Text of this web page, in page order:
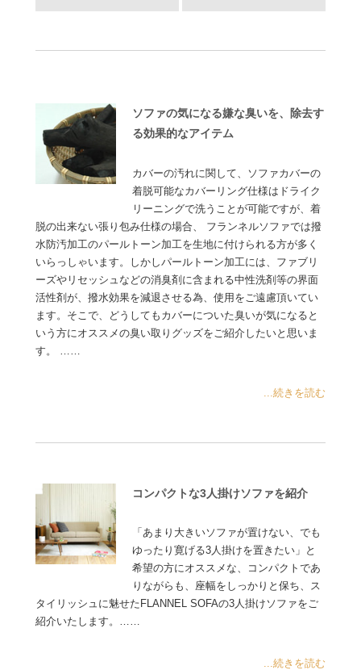
ソファの気になる嫌な臭いを、除去す
る効果的なアイテム
カバーの汚れに関して、ソファカバーの
着脱可能なカバーリング仕様はドライク
リーニングで洗うことが可能ですが、着
脱の出来ない張り包み仕様の場合、 フランネルソファでは撥
水防汚加工のパールトーン加工を生地に付けられる方が多く
いらっしゃいます。しかしパールトーン加工には、ファブリ
ーズやリセッシュなどの消臭剤に含まれる中性洗剤等の界面
活性剤が、撥水効果を減退させる為、使用をご遠慮頂いてい
ます。そこで、どうしてもカバーについた臭いが気になると
いう方にオススメの臭い取りグッズをご紹介したいと思いま
す。 ……
...続きを読む
コンパクトな3人掛けソファを紹介
「あまり大きいソファが置けない、でも
ゆったり寛げる3人掛けを置きたい」と
希望の方にオススメな、コンパクトであ
りながらも、座幅をしっかりと保ち、ス
タイリッシュに魅せたFLANNEL SOFAの3人掛けソファをご
紹介いたします。……
...続きを読む